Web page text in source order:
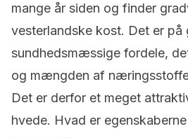
mange år siden og finder
vesterlandske kost. Det er på
sundhedsmæssige fordele,
og mængden af
Det er derfor et meget
hvede. Hvad er